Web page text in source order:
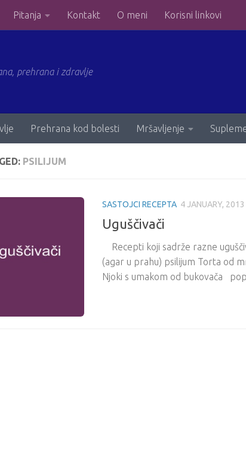
Pitanja Kontakt O meni Korisni linkovi
prehrana i zdravlje
Prehrana kod bolesti Mršavljenje
PSILIJUM
SASTOJCI RECEPTA 4 JANUARY, 2013
Uguščivači
Recepti koji sadrže razne
(agar u prahu) psilijum Torta od
Njoki s umakom od bukovača